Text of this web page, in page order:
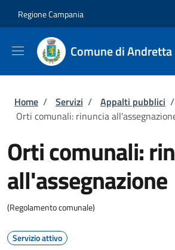
Regione Campania
Comune di Andretta
Briciole di pane
Home / Servizi / Appalti pubblici /
Orti comunali: rinuncia
Orti comunali:
all'assegnazione
(Regolamento comunale)
Servizio attivo